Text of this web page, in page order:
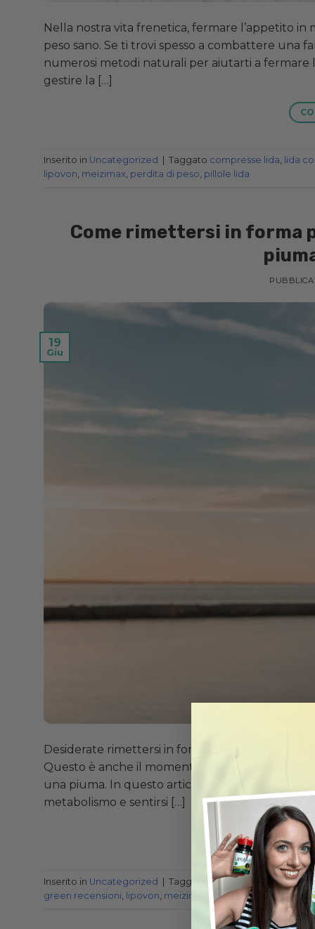
Nella nostra vita frenetica, fermare l’appetito
peso sano. Se ti trovi spesso a combattere una
numerosi metodi naturali per aiutarti a fermare
gestire la […]
Inserito in Uncategorized Taggato compresse lida lida
lipovon meizimax perdita di peso pillole lida
Come rimettersi in forma
19
Giu
Desiderate rimettersi in forma per l’estate?
Questo è anche il momento perfetto per
una piuma. In questo articolo condivideremo i
metabolismo e sentirsi […]
Inserito in Uncategorized Taggato compresse lida,green
green recensioni, lipovon, meizimax , perdita di peso,pillole